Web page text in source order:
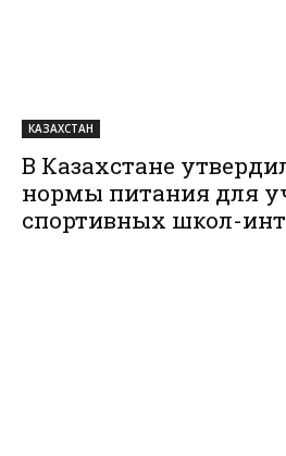
КАЗАХСТАН
В Казахстане
нормы питания для
спортивных школ-